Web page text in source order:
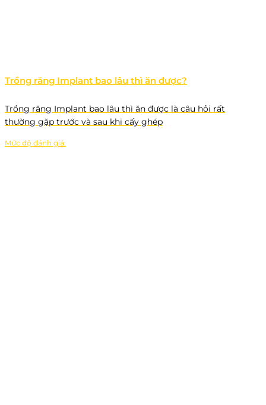
Trồng răng Implant bao lâu thì ăn được?
Trồng răng Implant bao lâu thì ăn được là câu hỏi rất
thường gặp trước và sau khi cấy ghép
Mức độ đánh giá: